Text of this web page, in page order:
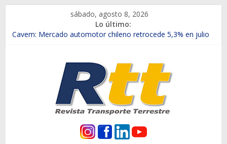
contenido
sábado, agosto 8, 2026
Lo último:
Chile es el primer mercado internacional en lanzar la nueva
Salfa suma vehículos electrificados de Chevrolet en el Biobío
Samex amplía su red con nuevas sucursales en Rancagua y
SINOTRUK Pick-ups presentó la recién estrenada Bolden en
la Expo Compras Públicas 2026